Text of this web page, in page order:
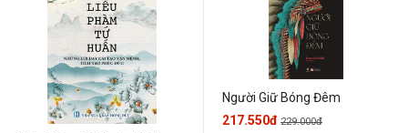
Người Giữ Bóng Đêm
217.550đ 229.000đ